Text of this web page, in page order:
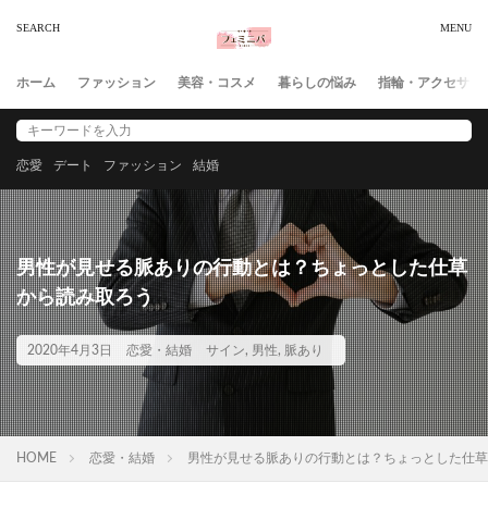
ホーム ファッション 美容・コスメ 暮らしの悩み 指輪・アクセサリ
恋愛 デート ファッション 結婚
男性が見せる脈ありの行動とは？ちょっとした仕草
から読み取ろう
2020年4月3日 恋愛・結婚 サイン, 男性, 脈あり
HOME 恋愛・結婚 男性が見せる脈ありの行動とは？ちょっとした仕